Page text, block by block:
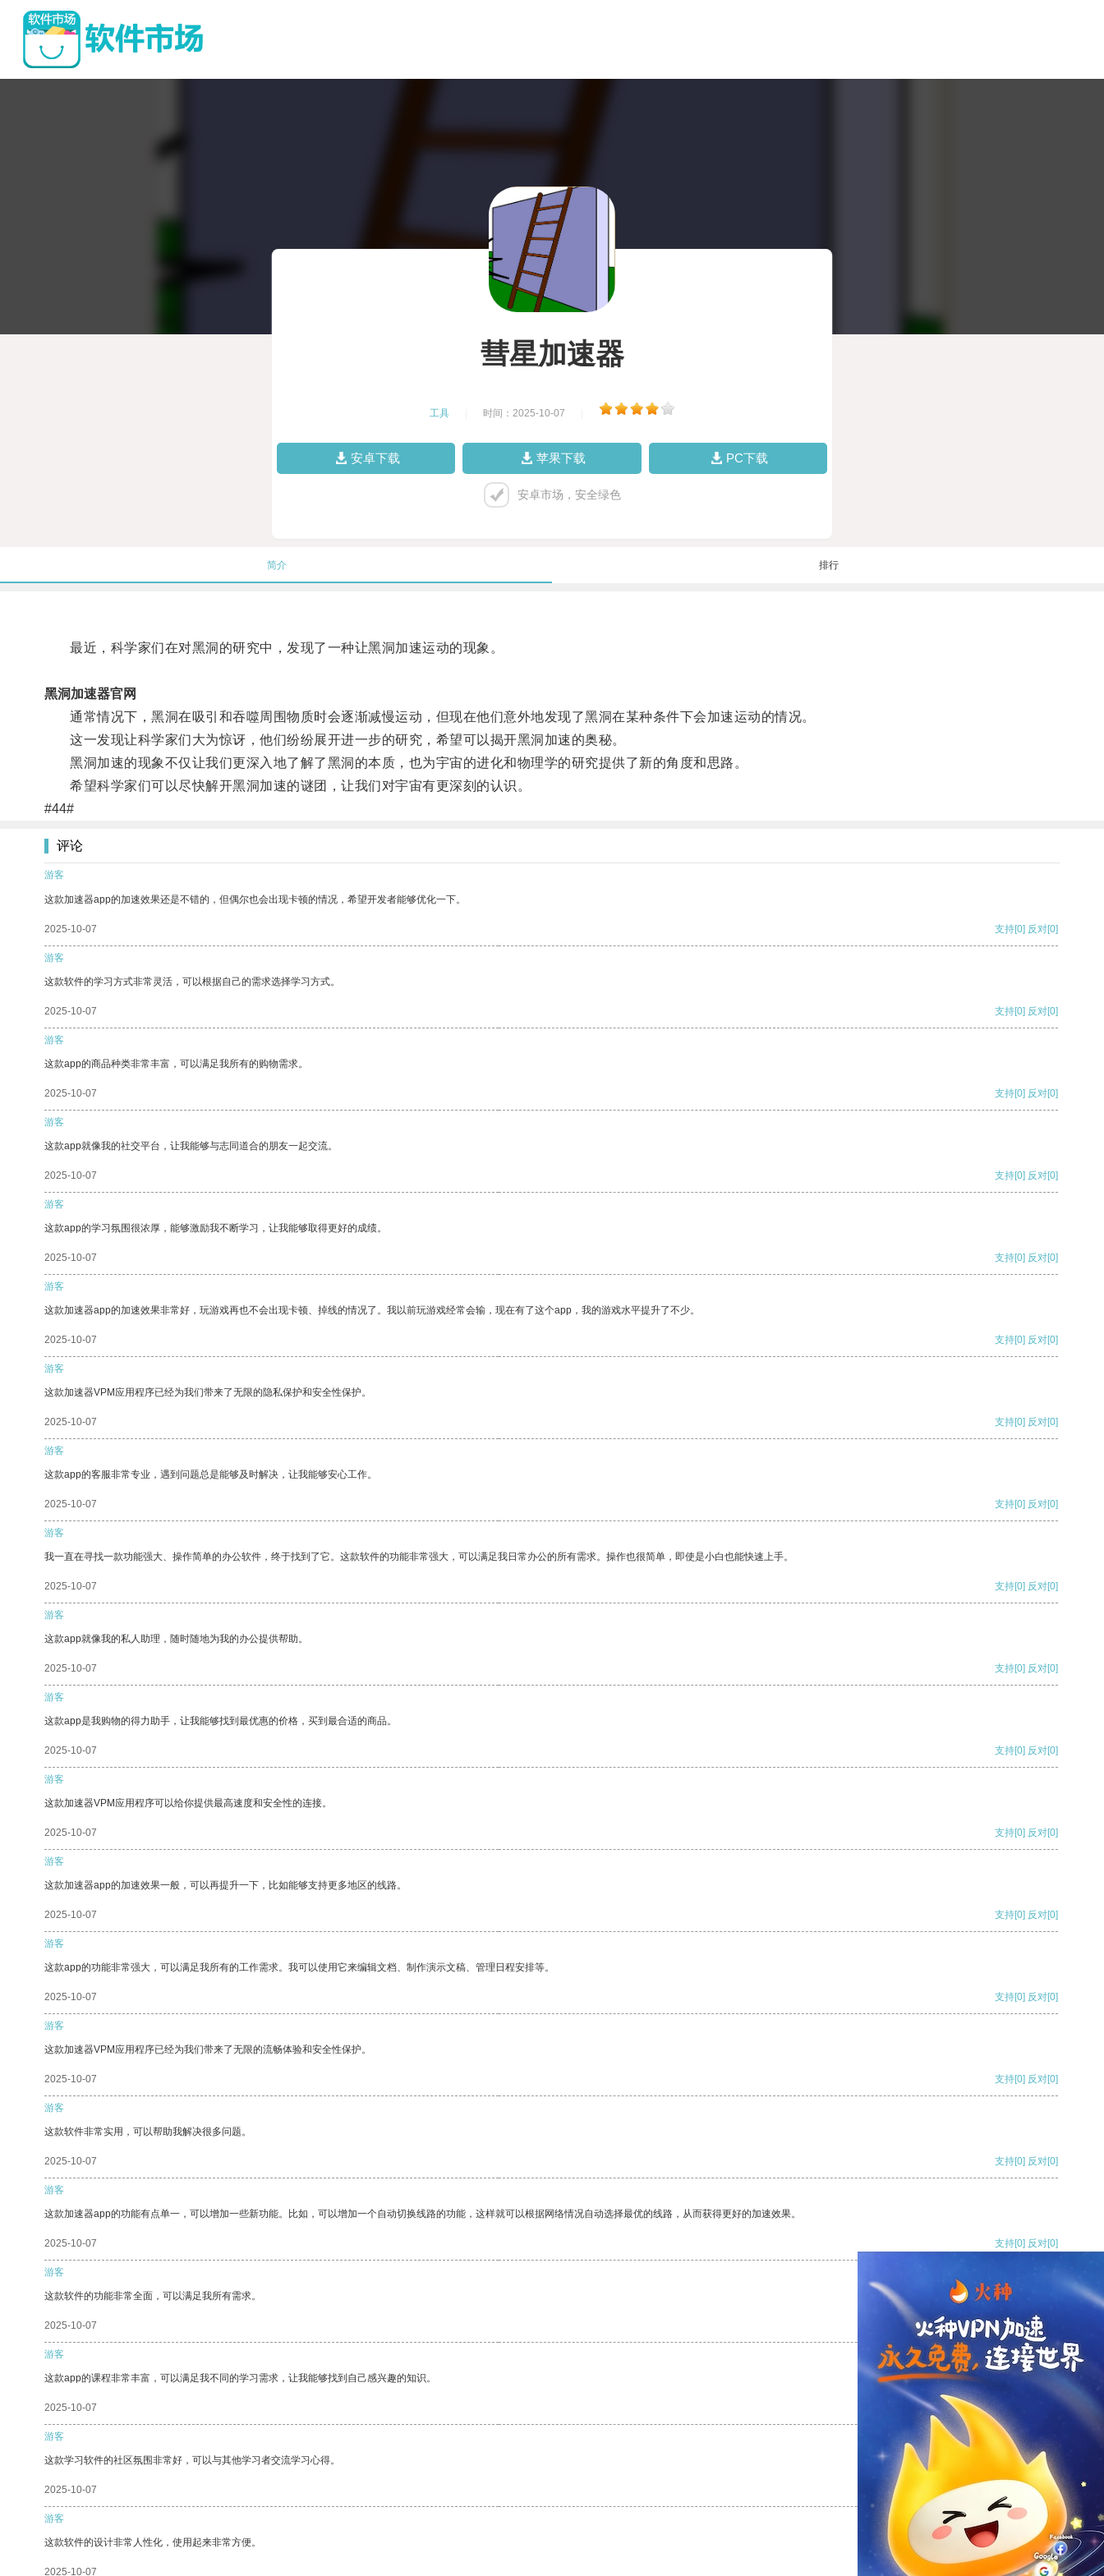
彗星加速器
工具 时间：2025-10-07
安卓下载 苹果下载 PC下载
安卓市场，安全绿色
简介 排行
最近，科学家们在对黑洞的研究中，发现了一种让黑洞加速运动的现象。
黑洞加速器官网
通常情况下，黑洞在吸引和吞噬周围物质时会逐渐减慢运动，但现在他们意外地发现了黑洞在某种条件下会加速运动的情况。
这一发现让科学家们大为惊讶，他们纷纷展开进一步的研究，希望可以揭开黑洞加速的奥秘。
黑洞加速的现象不仅让我们更深入地了解了黑洞的本质，也为宇宙的进化和物理学的研究提供了新的角度和思路。
希望科学家们可以尽快解开黑洞加速的谜团，让我们对宇宙有更深刻的认识。
#44#
评论
游客
这款加速器app的加速效果还是不错的，但偶尔也会出现卡顿的情况，希望开发者能够优化一下。
2025-10-07 支持[0] 反对[0]
游客
这款软件的学习方式非常灵活，可以根据自己的需求选择学习方式。
2025-10-07 支持[0] 反对[0]
游客
这款app的商品种类非常丰富，可以满足我所有的购物需求。
2025-10-07 支持[0] 反对[0]
游客
这款app就像我的社交平台，让我能够与志同道合的朋友一起交流。
2025-10-07 支持[0] 反对[0]
游客
这款app的学习氛围很浓厚，能够激励我不断学习，让我能够取得更好的成绩。
2025-10-07 支持[0] 反对[0]
游客
这款加速器app的加速效果非常好，玩游戏再也不会出现卡顿、掉线的情况了。我以前玩游戏经常会输，现在有了这个app，我的游戏水平提升了不少。
2025-10-07 支持[0] 反对[0]
游客
这款加速器VPM应用程序已经为我们带来了无限的隐私保护和安全性保护。
2025-10-07 支持[0] 反对[0]
游客
这款app的客服非常专业，遇到问题总是能够及时解决，让我能够安心工作。
2025-10-07 支持[0] 反对[0]
游客
我一直在寻找一款功能强大、操作简单的办公软件，终于找到了它。这款软件的功能非常强大，可以满足我日常办公的所有需求。操作也很简单，即使是小白也能快速上手。
2025-10-07 支持[0] 反对[0]
游客
这款app就像我的私人助理，随时随地为我的办公提供帮助。
2025-10-07 支持[0] 反对[0]
游客
这款app是我购物的得力助手，让我能够找到最优惠的价格，买到最合适的商品。
2025-10-07 支持[0] 反对[0]
游客
这款加速器VPM应用程序可以给你提供最高速度和安全性的连接。
2025-10-07 支持[0] 反对[0]
游客
这款加速器app的加速效果一般，可以再提升一下，比如能够支持更多地区的线路。
2025-10-07 支持[0] 反对[0]
游客
这款app的功能非常强大，可以满足我所有的工作需求。我可以使用它来编辑文档、制作演示文稿、管理日程安排等。
2025-10-07 支持[0] 反对[0]
游客
这款加速器VPM应用程序已经为我们带来了无限的流畅体验和安全性保护。
2025-10-07 支持[0] 反对[0]
游客
这款软件非常实用，可以帮助我解决很多问题。
2025-10-07 支持[0] 反对[0]
游客
这款加速器app的功能有点单一，可以增加一些新功能。比如，可以增加一个自动切换线路的功能，这样就可以根据网络情况自动选择最优的线路，从而获得更好的加速效果。
2025-10-07 支持[0] 反对[0]
游客
这款软件的功能非常全面，可以满足我所有需求。
2025-10-07 支持[0] 反对
游客
这款app的课程非常丰富，可以满足我不同的学习需求，让我能够找到自己感兴趣的知识。
2025-10-07 支持
游客
这款学习软件的社区氛围非常好，可以与其他学习者交流学习心得。
2025-10-07 反对 [0]
游客
这款软件的设计非常人性化，使用起来非常方便。
2025-10-07 支持[0] 反对[0]